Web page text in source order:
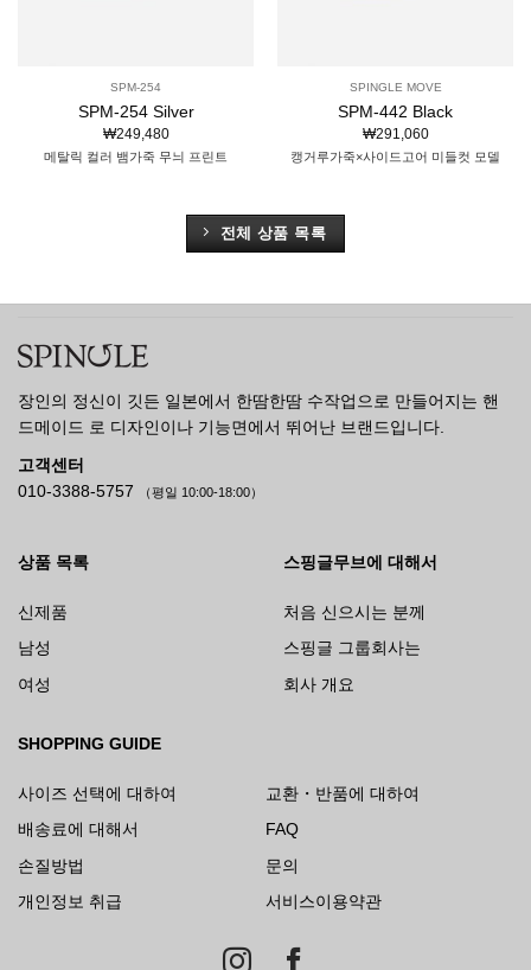
SPM-254
SPM-254 Silver
₩249,480
메탈릭 컬러 뱀가죽 무늬 프린트
SPINGLE MOVE
SPM-442 Black
₩291,060
캥거루가죽×사이드고어 미들컷 모델
전체 상품 목록
장인의 정신이 깃든 일본에서 한땀한땀 수작업으로 만들어지는 핸
드메이드 로 디자인이나 기능면에서 뛰어난 브랜드입니다.
고객센터
010-3388-5757
（평일 10:00-18:00）
상품 목록
신제품
남성
여성
스핑글무브에 대해서
처음 신으시는 분께
스핑글 그룹회사는
회사 개요
SHOPPING GUIDE
사이즈 선택에 대하여
교환・반품에 대하여
배송료에 대해서
FAQ
손질방법
문의
개인정보 취급
서비스이용약관